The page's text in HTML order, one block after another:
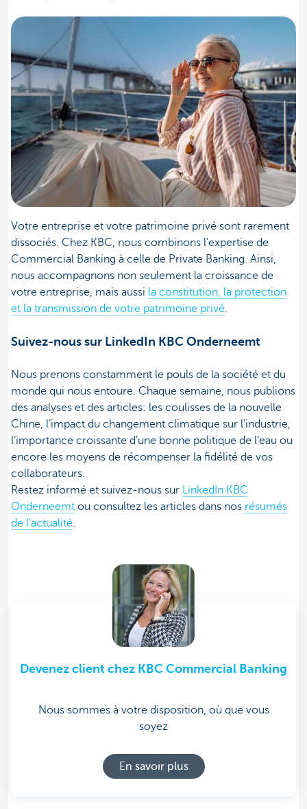
Votre entreprise et votre patrimoine privé sont rarement
dissociés. Chez KBC, nous combinons l’expertise de
Commercial Banking à celle de Private Banking. Ainsi,
nous accompagnons non seulement la croissance de
votre entreprise, mais aussi la constitution, la protection
et la transmission de votre patrimoine privé.
Suivez-nous sur LinkedIn KBC Onderneemt
Nous prenons constamment le pouls de la société et du
monde qui nous entoure. Chaque semaine, nous publions
des analyses et des articles: les coulisses de la nouvelle
Chine, l’impact du changement climatique sur l’industrie,
l’importance croissante d’une bonne politique de l’eau ou
encore les moyens de récompenser la fidélité de vos
collaborateurs.
Restez informé et suivez-nous sur LinkedIn KBC
Onderneemt ou consultez les articles dans nos résumés
de l'actualité.
Devenez client chez KBC Commercial Banking
Nous sommes à votre disposition, où que vous
soyez
En savoir plus